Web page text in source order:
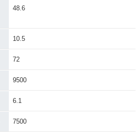
48.6
10.5
72
9500
6.1
7500